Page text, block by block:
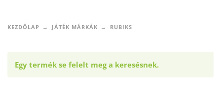
KEZDŐLAP JÁTÉK MÁRKÁK RUBIKS
Egy termék se felelt meg a keresésnek.